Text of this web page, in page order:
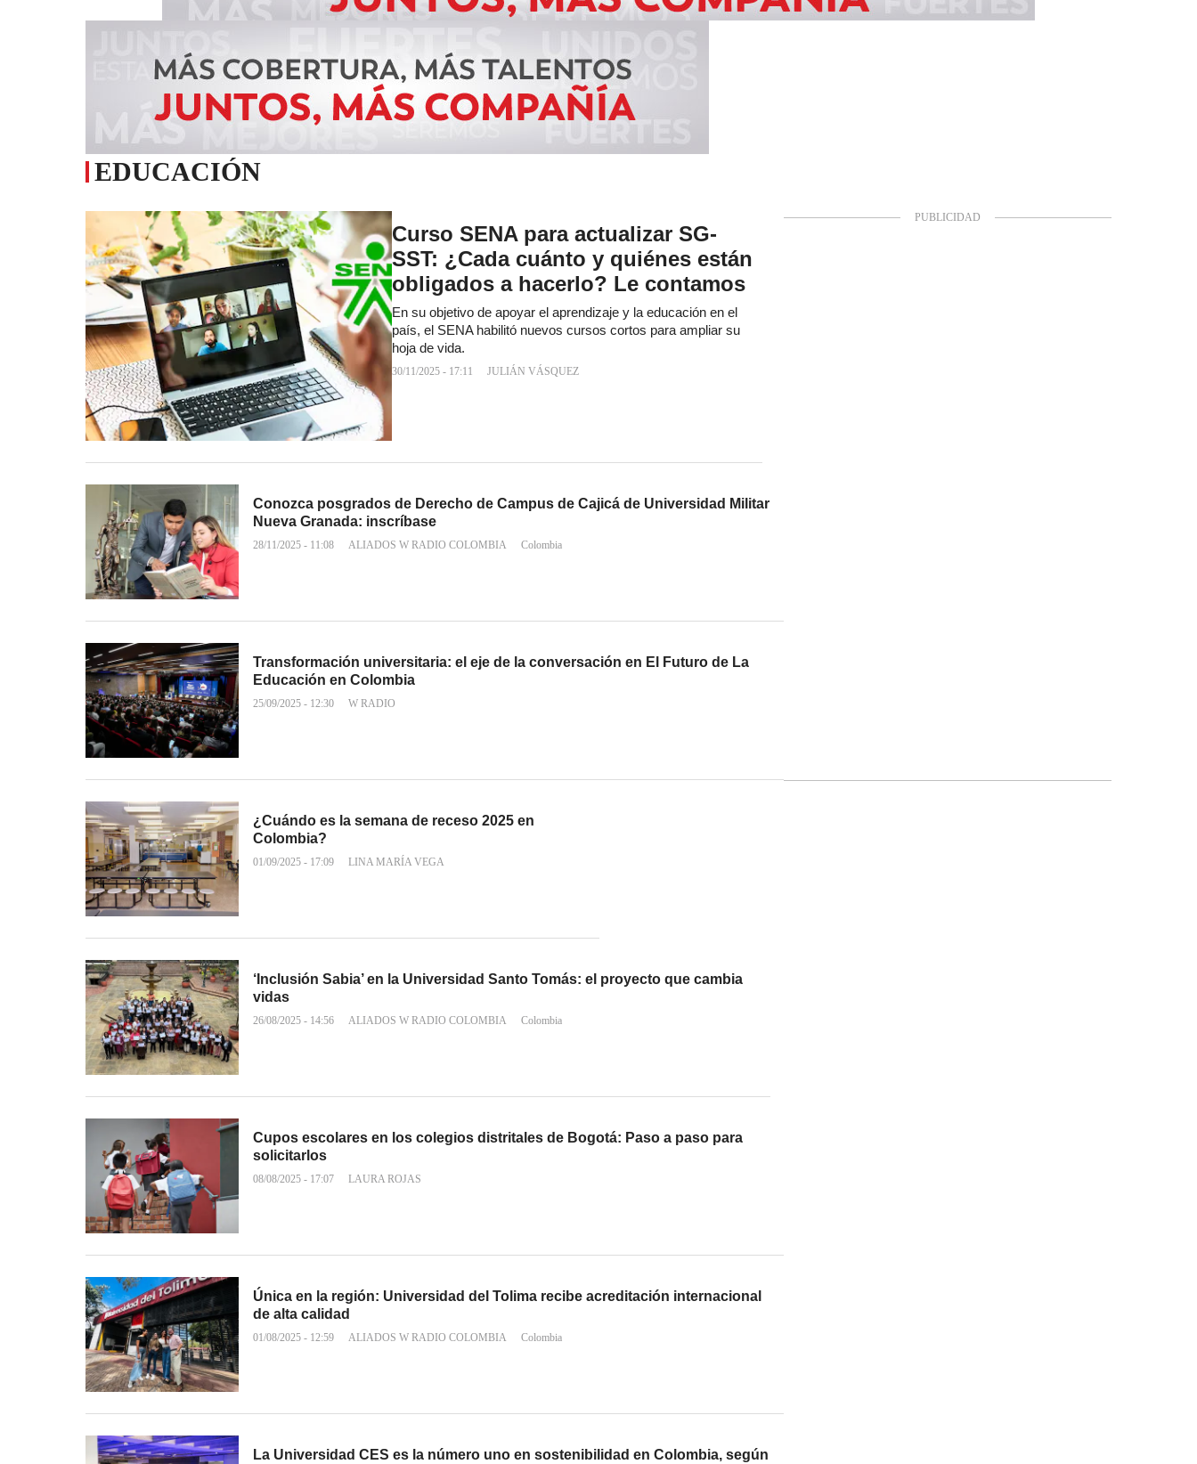
EDUCACIÓN
Curso SENA para actualizar SG-
SST: ¿Cada cuánto y quiénes están
obligados a hacerlo? Le contamos
En su objetivo de apoyar el aprendizaje y la educación en el
país, el SENA habilitó nuevos cursos cortos para ampliar su
hoja de vida.
30/11/2025 - 17:11 JULIÁN VÁSQUEZ
Conozca posgrados de Derecho de Campus de Cajicá de Universidad Militar
Nueva Granada: inscríbase
28/11/2025 - 11:08 ALIADOS W RADIO COLOMBIA Colombia
Transformación universitaria: el eje de la conversación en El Futuro de La
Educación en Colombia
25/09/2025 - 12:30 W RADIO
¿Cuándo es la semana de receso 2025 en
Colombia?
01/09/2025 - 17:09 LINA MARÍA VEGA
‘Inclusión Sabia’ en la Universidad Santo Tomás: el proyecto que cambia
vidas
26/08/2025 - 14:56 ALIADOS W RADIO COLOMBIA Colombia
Cupos escolares en los colegios distritales de Bogotá: Paso a paso para
solicitarlos
08/08/2025 - 17:07 LAURA ROJAS
Única en la región: Universidad del Tolima recibe acreditación internacional
de alta calidad
01/08/2025 - 12:59 ALIADOS W RADIO COLOMBIA Colombia
La Universidad CES es la número uno en sostenibilidad en Colombia, según